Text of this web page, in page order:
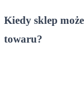
Kiedy sklep
towaru?